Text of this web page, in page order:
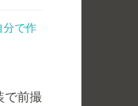
分で作
で前撮